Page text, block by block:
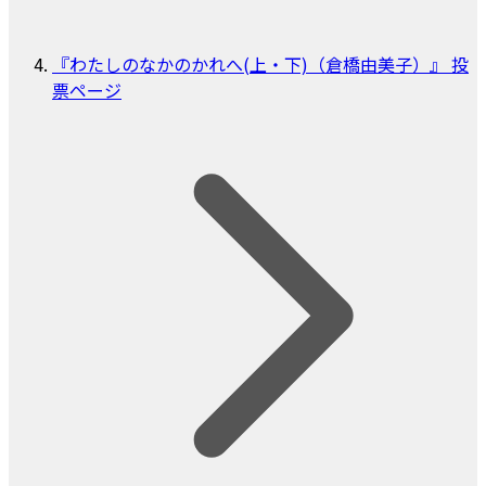
『わたしのなかのかれへ(上・下)（倉橋由美子）』 投
票ページ